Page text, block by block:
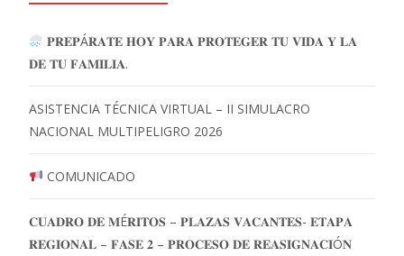
𝐏𝐑𝐄𝐏Á𝐑𝐀𝐓𝐄 𝐇𝐎𝐘 𝐏𝐀𝐑𝐀 𝐏𝐑𝐎𝐓𝐄𝐆𝐄𝐑 𝐓𝐔 𝐕𝐈𝐃𝐀 𝐘 𝐋𝐀
𝐃𝐄 𝐓𝐔 𝐅𝐀𝐌𝐈𝐋𝐈𝐀.
ASISTENCIA TÉCNICA VIRTUAL – II SIMULACRO
NACIONAL MULTIPELIGRO 2026
COMUNICADO
𝐂𝐔𝐀𝐃𝐑𝐎 𝐃𝐄 𝐌É𝐑𝐈𝐓𝐎𝐒 – 𝐏𝐋𝐀𝐙𝐀𝐒 𝐕𝐀𝐂𝐀𝐍𝐓𝐄𝐒- 𝐄𝐓𝐀𝐏𝐀
𝐑𝐄𝐆𝐈𝐎𝐍𝐀𝐋 – 𝐅𝐀𝐒𝐄 𝟐 – 𝐏𝐑𝐎𝐂𝐄𝐒𝐎 𝐃𝐄 𝐑𝐄𝐀𝐒𝐈𝐆𝐍𝐀𝐂𝐈Ó𝐍